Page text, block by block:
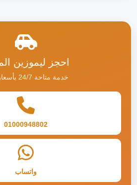
احجز ليموزين
خدمة متاحة 24/7 بأسعار ثابتة
01000948802
واتساب